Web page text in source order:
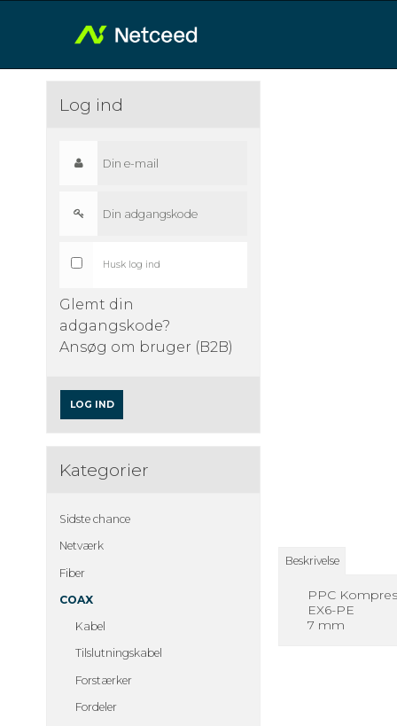
Log ind
Husk log ind
Glemt din
adgangskode?
Ansøg om bruger (B2B)
LOG IND
Kategorier
Sidste chance
Netværk
Fiber
COAX
Kabel
Tilslutningskabel
Forstærker
Fordeler
Beskrivelse
PPC
EX6-PE
7 mm